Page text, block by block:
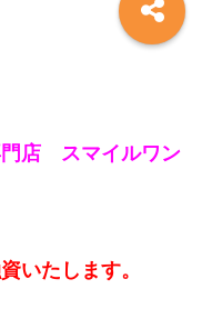
店 スマイルワン
たします。